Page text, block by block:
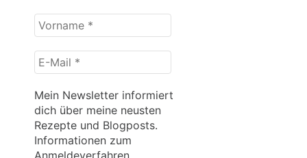
Vorname
*
E-
Mail
Mein Newsletter informiert
dich über meine neusten
Rezepte und Blogposts.
Informationen zum
Anmeldeverfahren,